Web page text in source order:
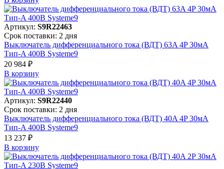
Артикул: S9R22463
Срок поставки: 2 дня
Выключатель дифференциального тока (ВДТ) 63A 4P 30мА
Тип-A 400В Systeme9
20 984 ₽
В корзинy
Артикул: S9R22440
Срок поставки: 2 дня
Выключатель дифференциального тока (ВДТ) 40A 4P 30мА
Тип-A 400В Systeme9
13 237 ₽
В корзинy